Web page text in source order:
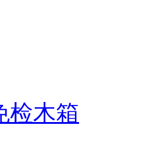
检木箱